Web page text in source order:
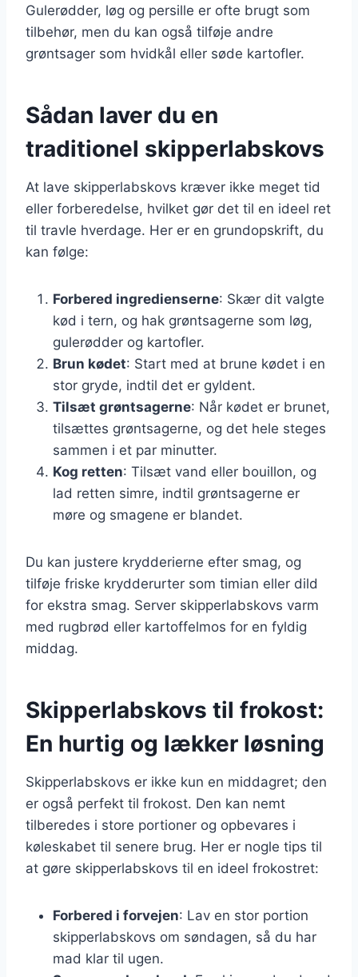
Gulerødder, løg og persille er ofte brugt som
tilbehør, men du kan også tilføje andre
grøntsager som hvidkål eller søde kartofler.
Sådan laver du en
traditionel skipperlabskovs
At lave skipperlabskovs kræver ikke meget tid
eller forberedelse, hvilket gør det til en ideel ret
til travle hverdage. Her er en grundopskrift, du
kan følge:
Forbered ingredienserne: Skær dit valgte
kød i tern, og hak grøntsagerne som løg,
gulerødder og kartofler.
Brun kødet: Start med at brune kødet i en
stor gryde, indtil det er gyldent.
Tilsæt grøntsagerne: Når kødet er brunet,
tilsættes grøntsagerne, og det hele steges
sammen i et par minutter.
Kog retten: Tilsæt vand eller bouillon, og
lad retten simre, indtil grøntsagerne er
møre og smagene er blandet.
Du kan justere krydderierne efter smag, og
tilføje friske krydderurter som timian eller dild
for ekstra smag. Server skipperlabskovs varm
med rugbrød eller kartoffelmos for en fyldig
middag.
Skipperlabskovs til frokost:
En hurtig og lækker løsning
Skipperlabskovs er ikke kun en middagret; den
er også perfekt til frokost. Den kan nemt
tilberedes i store portioner og opbevares i
køleskabet til senere brug. Her er nogle tips til
at gøre skipperlabskovs til en ideel frokostret:
Forbered i forvejen: Lav en stor portion
skipperlabskovs om søndagen, så du har
mad klar til ugen.